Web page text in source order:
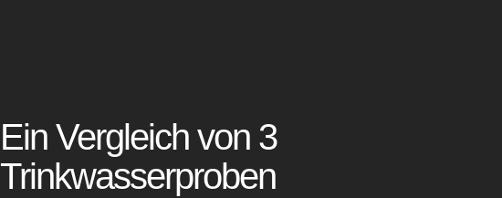
Ein Vergleich von 3
Trinkwasserproben